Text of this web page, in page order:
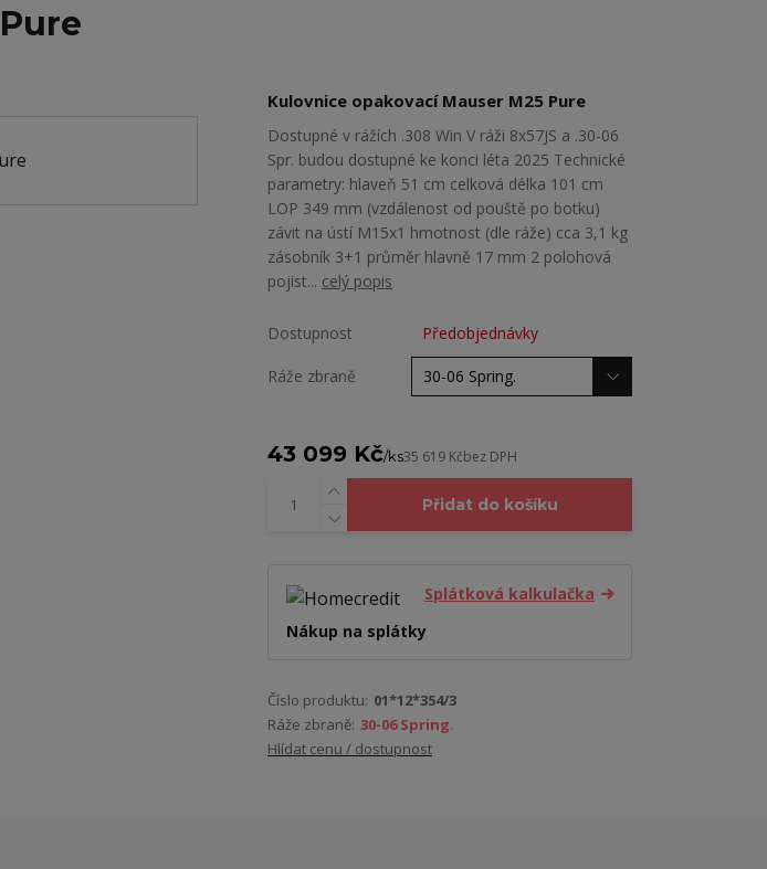
Kulovnice opakovací Mauser M25 Pure
Dostupné v rážích .308 Win V ráži 8x57JS a .30-06
Spr. budou dostupné ke konci léta 2025 Technické
parametry: hlaveň 51 cm celková délka 101 cm
LOP 349 mm (vzdálenost od pouště po botku)
závit na ústí M15x1 hmotnost (dle ráže) cca 3,1 kg
zásobník 3+1 průměr hlavně 17 mm 2 polohová
pojist... celý popis
Dostupnost Předobjednávky
Ráže zbraně
43 099 Kč/ks35 619 Kčbez DPH
Přidat do košíku
Splátková kalkulačka
Nákup na splátky
Číslo produktu: 01*12*354/3
Ráže zbraně: 30-06 Spring.
Hlídat cenu / dostupnost